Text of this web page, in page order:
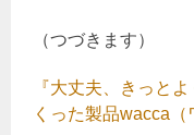
（つづきます）
『大丈夫、きっと
くった製品wacca（